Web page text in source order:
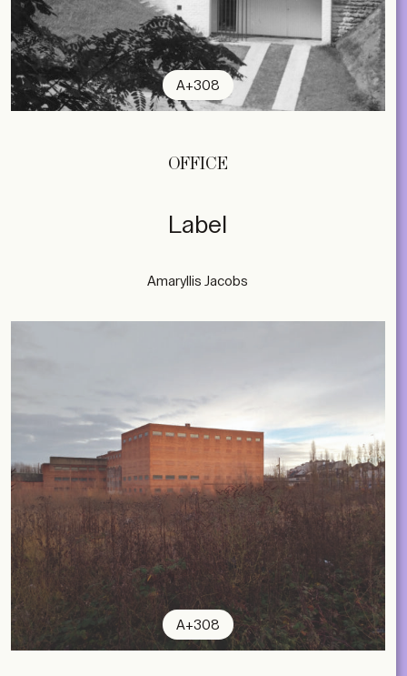
A+308
OFFICE
Label
Amaryllis Jacobs
A+308